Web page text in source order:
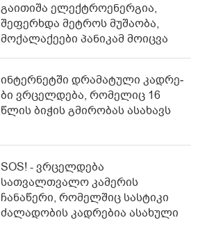
გაითიშა ელექტროენერგია,
შეფერხდა მეტროს მუშაობა,
მოქალაქეები პანიკამ მოიცვა
ინ­ტერ­ნეტ­ში დრა­მა­ტუ­ლი კად­რე­
ბი ვრცელდება, რომელიც 16
წლის ბიჭის გმირობას ასახავს
SOS! - ვრცელდება
სათვალთვალო კამერის
ჩანაწერი, რომელშიც სასტიკი
ძალადობის კადრებია ასახული